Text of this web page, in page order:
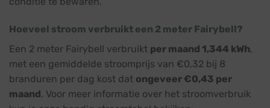
Hoeveel stroom verbruikt een 2 meter Fairybell?
Een 2 meter Fairybell verbruikt per maand 1,344 kWh,
met een gemiddelde stroomprijs van €0,32 bij 8
branduren per dag kost dat ongeveer €0,43 per
maand. Voor meer informatie over het stroomverbruik